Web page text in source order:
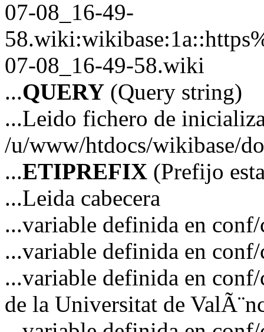
07-08_16-49-
07-08_16-49-58.wiki
...QUERY (Query string)
...Leido fichero de
/u/www/htdocs/wikibase/
...ETIPREFIX (Prefijo
...Leida cabecera
...variable definida en
...variable definida en
...variable definida en
de la Universitat de